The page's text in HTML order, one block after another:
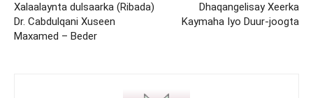
Xalaalaynta dulsaarka (Ribada)
Dr. Cabdulqani Xuseen
Maxamed – Beder
Dhaqangelisay Xeerka
Kaymaha Iyo Duur-joogta